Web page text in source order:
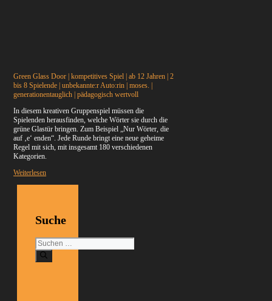
Green Glass Door | kompetitives Spiel | ab 12 Jahren | 2
bis 8 Spielende | unbekannte:r Auto:rin | moses. |
generationentauglich | pädagogisch wertvoll
In diesem kreativen Gruppenspiel müssen die
Spielenden herausfinden, welche Wörter sie durch die
grüne Glastür bringen. Zum Beispiel „Nur Wörter, die
auf ‚e‘ enden“. Jede Runde bringt eine neue geheime
Regel mit sich, mit insgesamt 180 verschiedenen
Kategorien.
Weiterlesen
Suche
Suchen
nach: